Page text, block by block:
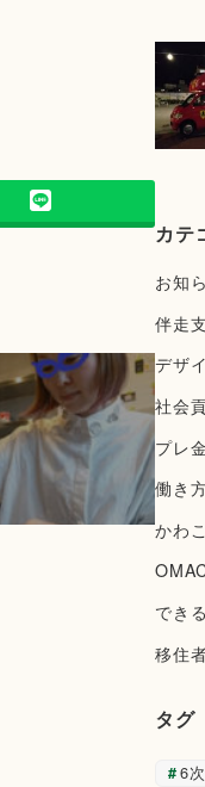
カテ
お知
伴走
デザ
社会
プレ
働き
かわ
でき
移住
タグ
6